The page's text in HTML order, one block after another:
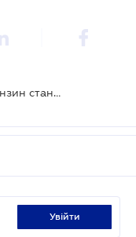
З 1 травня додавання біопалива у бензин стане обов'язковим - Держекоінспекція
увійти